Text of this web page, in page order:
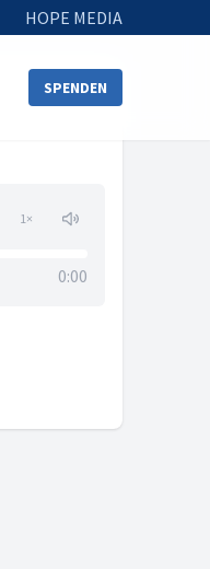
HOPE MEDIA
SPENDEN
1×
0:00